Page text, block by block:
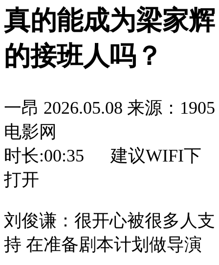
真的能成为梁家辉
的接班人吗？
一昂 2026.05.08 来源：1905
电影网
时长:00:35
建议WIFI下
打开
刘俊谦：很开心被很多人支
持 在准备剧本计划做导演